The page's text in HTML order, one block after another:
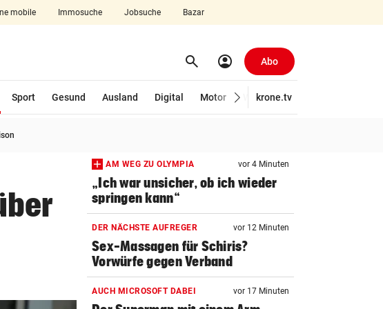
mobile Immosuche Jobsuche Bazar
search Suchen
account_circle Abo
Sport
Gesund Ausland Digital Motor Wirtschaft
krone.tv
AM WEG ZU OLYMPIA vor 4 Minuten
„Ich war unsicher, ob ich wieder
springen kann“
DER NÄCHSTE AUFREGER vor 12 Minuten
Sex-Massagen für Schiris?
Vorwürfe gegen Verband
AUCH MICROSOFT DABEI vor 17 Minuten